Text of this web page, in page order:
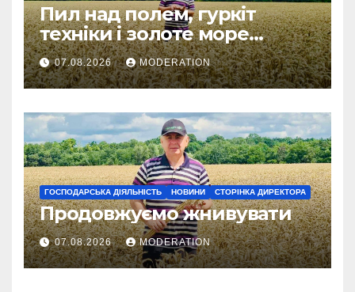
Пил над полем, гуркіт
техніки і золоте море
колосся — так виглядає
справжнє українське літо
07.08.2026 MODERATION
ГОСПОДАРСЬКА ДІЯЛЬНІСТЬ НОВИНИ СТОРІНКА ДИРЕКТОРА
Продовжуємо жнивувати
07.08.2026 MODERATION